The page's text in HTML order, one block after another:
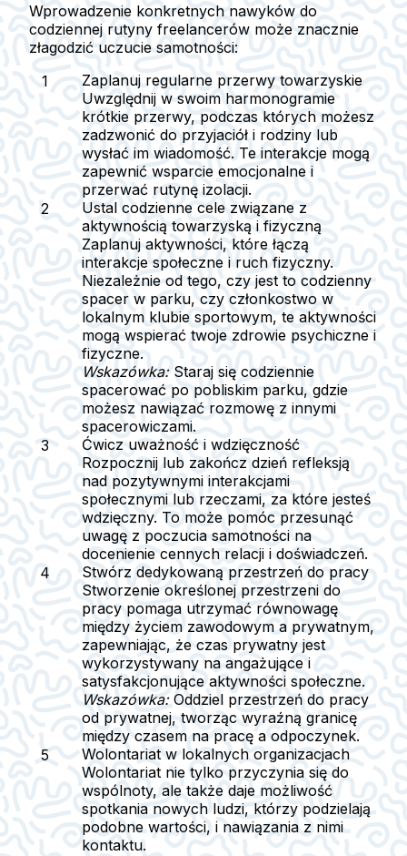
Wprowadzenie konkretnych nawyków do
codziennej rutyny freelancerów może znacznie
złagodzić uczucie samotności:
Zaplanuj regularne przerwy towarzyskie
Uwzględnij w swoim harmonogramie
krótkie przerwy, podczas których możesz
zadzwonić do przyjaciół i rodziny lub
wysłać im wiadomość. Te interakcje mogą
zapewnić wsparcie emocjonalne i
przerwać rutynę izolacji.
Ustal codzienne cele związane z
aktywnością towarzyską i fizyczną
Zaplanuj aktywności, które łączą
interakcje społeczne i ruch fizyczny.
Niezależnie od tego, czy jest to codzienny
spacer w parku, czy członkostwo w
lokalnym klubie sportowym, te aktywności
mogą wspierać twoje zdrowie psychiczne i
fizyczne.
Wskazówka:Staraj się codziennie
spacerować po pobliskim parku, gdzie
możesz nawiązać rozmowę z innymi
spacerowiczami.
Ćwicz uważność i wdzięczność
Rozpocznij lub zakończ dzień refleksją
nad pozytywnymi interakcjami
społecznymi lub rzeczami, za które jesteś
wdzięczny. To może pomóc przesunąć
uwagę z poczucia samotności na
docenienie cennych relacji i doświadczeń.
Stwórz dedykowaną przestrzeń do pracy
Stworzenie określonej przestrzeni do
pracy pomaga utrzymać równowagę
między życiem zawodowym a prywatnym,
zapewniając, że czas prywatny jest
wykorzystywany na angażujące i
satysfakcjonujące aktywności społeczne.
Wskazówka:Oddziel przestrzeń do pracy
od prywatnej, tworząc wyraźną granicę
między czasem na pracę a odpoczynek.
Wolontariat w lokalnych organizacjach
Wolontariat nie tylko przyczynia się do
wspólnoty, ale także daje możliwość
spotkania nowych ludzi, którzy podzielają
podobne wartości, i nawiązania z nimi
kontaktu.